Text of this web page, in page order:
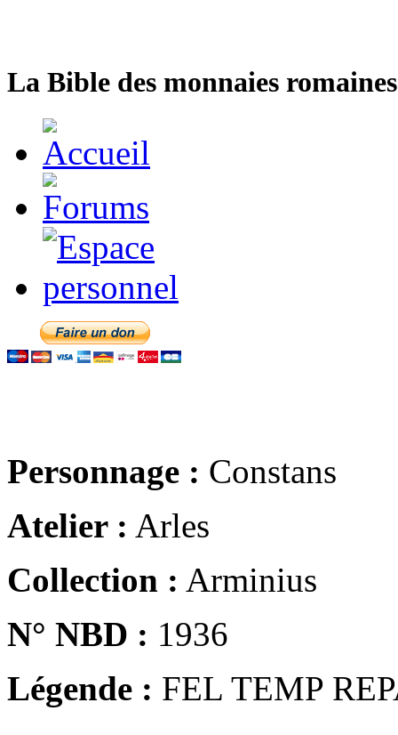
La Bible des monnaies
Personnage : Constans
Atelier : Arles
Collection : Arminius
N° NBD : 1936
Légende : FEL TEMP